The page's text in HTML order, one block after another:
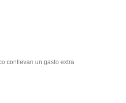
conllevan un gasto extra